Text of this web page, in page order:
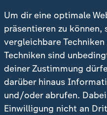
Um dir eine optimale
präsentieren zu können,
vergleichbare
Techniken sind
deiner Zustimmung
darüber hinaus
und/oder abrufen.
Einwilligung nicht an